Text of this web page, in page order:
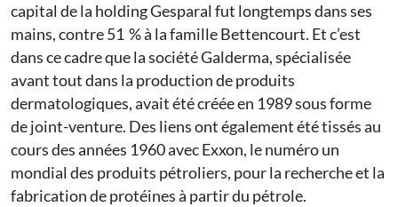
capital de la holding Gesparal fut longtemps dans ses
mains, contre 51 % à la famille Bettencourt. Et c’est
dans ce cadre que la société Galderma, spécialisée
avant tout dans la production de produits
dermatologiques, avait été créée en 1989 sous forme
de joint-venture. Des liens ont également été tissés au
cours des années 1960 avec Exxon, le numéro un
mondial des produits pétroliers, pour la recherche et la
fabrication de protéines à partir du pétrole.